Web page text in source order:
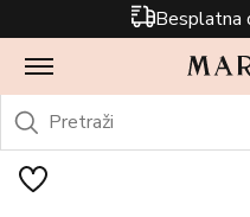
Besplatna